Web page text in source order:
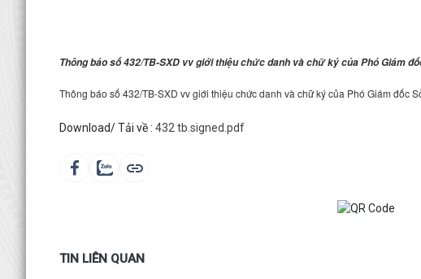
Thông báo số 432/TB-SXD vv giới thiệu chức danh và chữ ký của Phó Giám
Thông báo số 432/TB-SXD vv giới thiệu chức danh và chữ ký của Phó Giám đốc
Download/ Tải về : 432 tb.signed.pdf
TIN LIÊN QUAN